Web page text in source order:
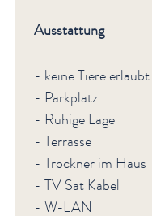
Ausstattung
- keine Tiere erlaubt
- Parkplatz
- Ruhige Lage
- Terrasse
- Trockner im Haus
- TV Sat Kabel
- W-LAN